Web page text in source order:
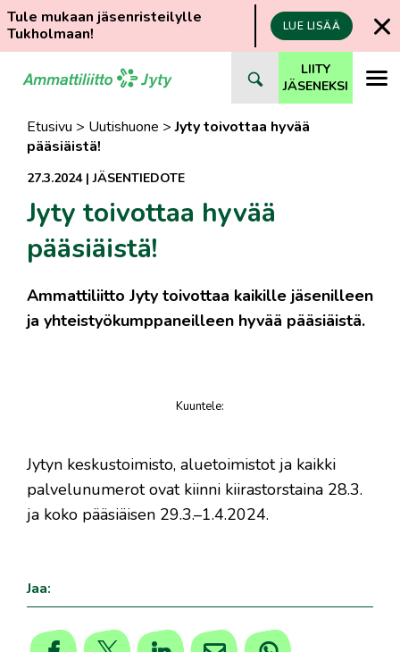
Tule mukaan jäsenristeilylle
Tukholmaan!
LUE LISÄÄ
suoraan
LIITY
JÄSENEKSI
Etusivu > Uutishuone >Jyty toivottaa hyvää
pääsiäistä!
27.3.2024|JÄSENTIEDOTE
Jyty toivottaa hyvää
pääsiäistä!
Ammattiliitto Jyty toivottaa kaikille jäsenilleen
ja yhteistyökumppaneilleen hyvää pääsiäistä.
Kuuntele:
Jytyn keskustoimisto, aluetoimistot ja kaikki
palvelunumerot ovat kiinni kiirastorstaina 28.3.
ja koko pääsiäisen 29.3.–1.4.2024.
Jaa: